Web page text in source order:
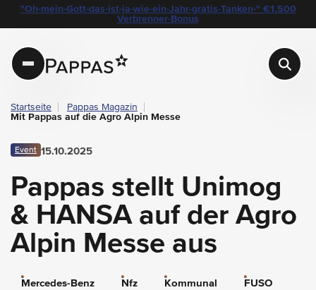
Navigation überspringen
Zum Hauptcontent
Zur Hauptnavigation springen
layout.table-of-content
Besuchen Sie uns auf der Fachmesse für Land- & Forsttechnik in Innsbruck!
Unimog mit Aufbaugerätschaften auf der Agro Alpin Messe
Dieses Jahr mit im Gepäck: HANSA-Kommunalfahrzeuge
Unsere Empfehlungen
"Oh-mein-Gott-das-ist-ja-wie-ein-Jahr-gratis-Tanken-" €1.500
Verbrenner-Bonus
Pappas
Startseite
Pappas Magazin
Mit Pappas auf die Agro Alpin Messe
Event 15.10.2025
Pappas stellt Unimog
& HANSA auf der Agro
Alpin Messe aus
Mercedes-Benz Nfz Kommunal FUSO